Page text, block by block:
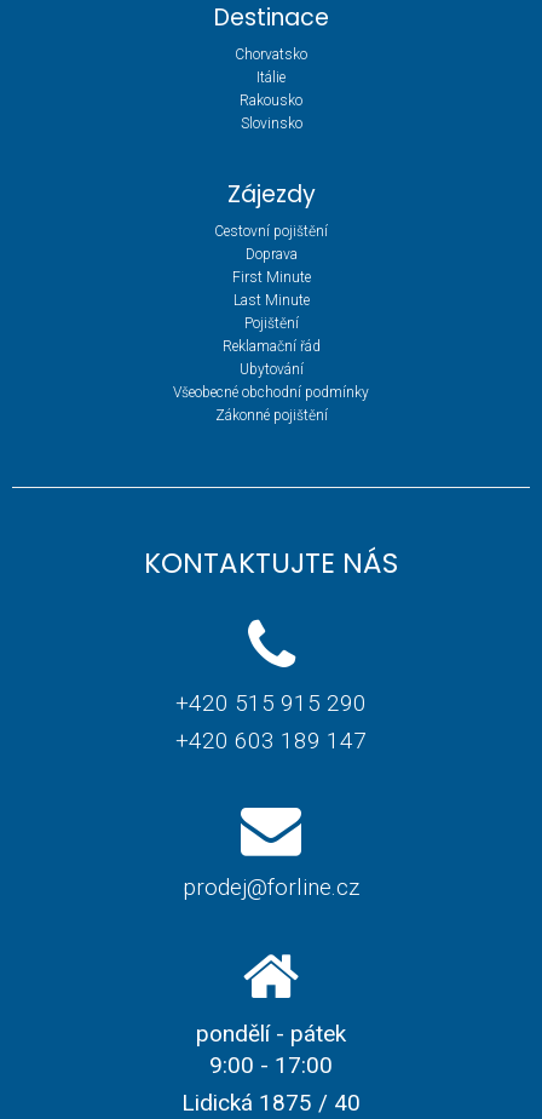
Destinace
Chorvatsko
Itálie
Rakousko
Slovinsko
Zájezdy
Cestovní pojištění
Doprava
First Minute
Last Minute
Pojištění
Reklamační řád
Ubytování
Všeobecné obchodní podmínky
Zákonné pojištění
KONTAKTUJTE NÁS
+420 515 915 290
+420 603 189 147
prodej@forline.cz
pondělí - pátek
9:00 - 17:00
Lidická 1875 / 40